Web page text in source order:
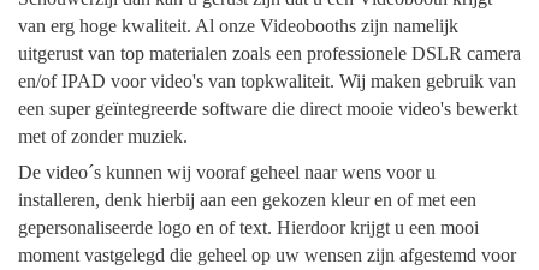
van erg hoge kwaliteit. Al onze Videobooths zijn namelijk
uitgerust van top materialen zoals een professionele DSLR camera
en/of IPAD voor video's van topkwaliteit. Wij maken gebruik van
een super geïntegreerde software die direct mooie video's bewerkt
met of zonder muziek.
De video´s kunnen wij vooraf geheel naar wens voor u
installeren, denk hierbij aan een gekozen kleur en of met een
gepersonaliseerde logo en of text. Hierdoor krijgt u een mooi
moment vastgelegd die geheel op uw wensen zijn afgestemd voor